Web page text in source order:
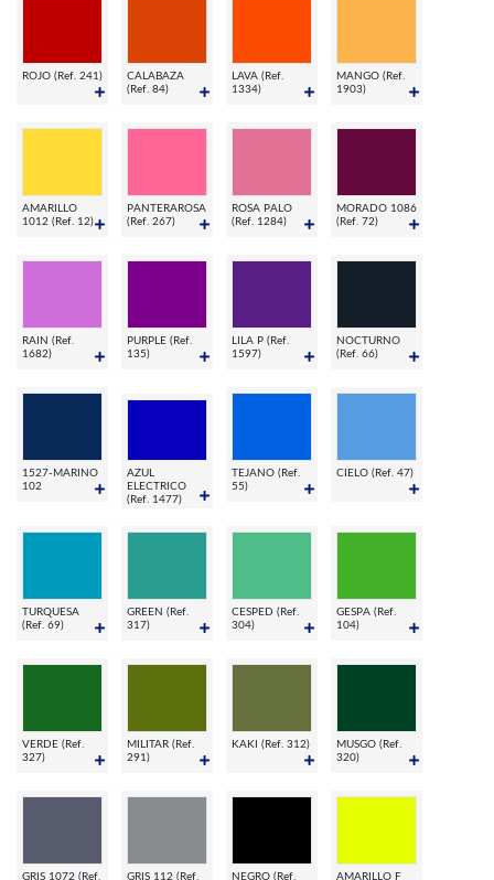
ROJO (Ref. 241)
CALABAZA
(Ref. 84)
LAVA (Ref.
1334)
MANGO (Ref.
1903)
AMARILLO
1012 (Ref. 12)
PANTERAROSA
(Ref. 267)
ROSA PALO
(Ref. 1284)
MORADO 1086
(Ref. 72)
RAIN (Ref.
1682)
PURPLE (Ref.
135)
LILA P (Ref.
1597)
NOCTURNO
(Ref. 66)
1527-MARINO
102
AZUL
ELECTRICO
(Ref. 1477)
TEJANO (Ref.
55)
CIELO (Ref. 47)
TURQUESA
(Ref. 69)
GREEN (Ref.
317)
CESPED (Ref.
304)
GESPA (Ref.
104)
VERDE (Ref.
327)
MILITAR (Ref.
291)
KAKI (Ref. 312)
MUSGO (Ref.
320)
GRIS 1072 (Ref. GRIS 112 (Ref. NEGRO (Ref. AMARILLO F